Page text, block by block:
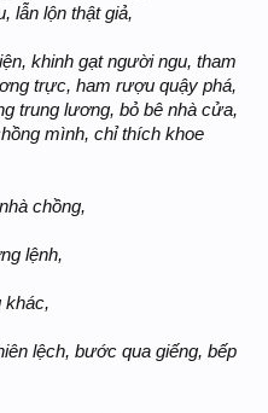
lẫn lộn thật giả,
khinh gạt người ngu, tham
trực, ham rượu quậy phá,
trung lương, bỏ bê nhà cửa,
mình, chỉ thích khoe
chồng,
lệnh,
khác,
lệch, bước qua giếng, bếp